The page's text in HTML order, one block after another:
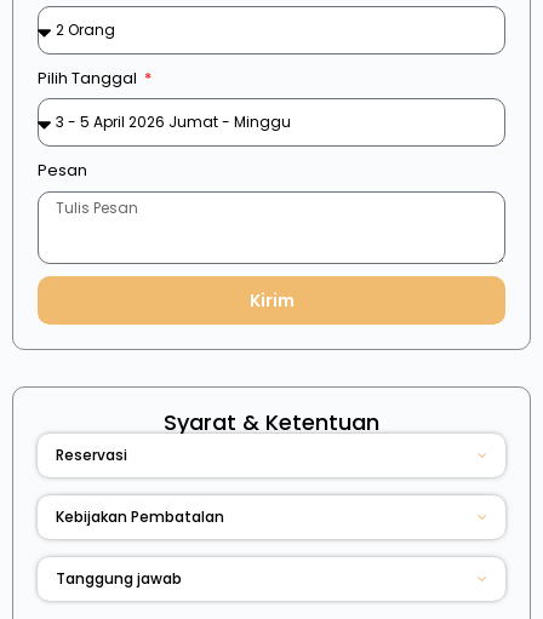
Pilih Tanggal
Pesan
Kirim
Syarat & Ketentuan
Reservasi
Kebijakan Pembatalan
Tanggung jawab